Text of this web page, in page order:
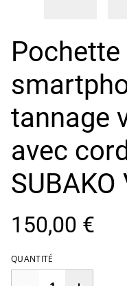
tannage
avec
150,00 €
QUANTITÉ